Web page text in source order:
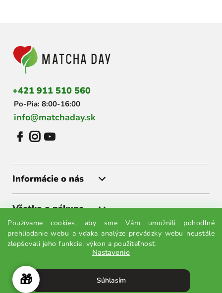
Používame cookies, aby sme Vám umožnili pohodlné
prehliadanie webu a vďaka analýze prevádzky webu neustále
zlepšovali jeho funkcie, výkon a použiteľnosť.
Nastavenie
Súhlasím
+421 911 510 560
Po-Pia: 8:00-16:00
info@matchaday.sk
Informácie o nás
Všetko o nákupe
Získajte akcie a zľavy ako prvý
prvý.🎁